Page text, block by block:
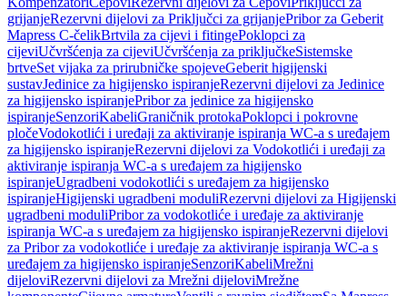
grijanjeRezervni dijelovi za Priključci za grijanjePribor za Geberit
Mapress C-čelikBrtvila za cijevi i fitingePoklopci za
cijeviUčvršćenja za cijeviUčvršćenja za priključkeSistemske
brtveSet vijaka za prirubničke spojeveGeberit higijenski
sustavJedinice za higijensko ispiranjeRezervni dijelovi za Jedinice
za higijensko ispiranjePribor za jedinice za higijensko
ispiranjeSenzoriKabeliGraničnik protokaPoklopci i pokrovne
pločeVodokotlići i uređaji za aktiviranje ispiranja WC-a s uređajem
za higijensko ispiranjeRezervni dijelovi za Vodokotlići i uređaji za
aktiviranje ispiranja WC-a s uređajem za higijensko
ispiranjeUgradbeni vodokotlići s uređajem za higijensko
ispiranjeHigijenski ugradbeni moduliRezervni dijelovi za Higijenski
ugradbeni moduliPribor za vodokotliće i uređaje za aktiviranje
ispiranja WC-a s uređajem za higijensko ispiranjeRezervni dijelovi
za Pribor za vodokotliće i uređaje za aktiviranje ispiranja WC-a s
uređajem za higijensko ispiranjeSenzoriKabeliMrežni
dijeloviRezervni dijelovi za Mrežni dijeloviMrežne